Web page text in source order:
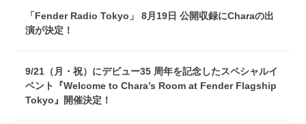
「Fender Radio Tokyo」 8月19日 公開収録にCharaの出
演が決定！
9/21（月・祝）にデビュー35 周年を記念したスペシャルイ
ベント『Welcome to Chara’s Room at Fender Flagship
Tokyo』開催決定！